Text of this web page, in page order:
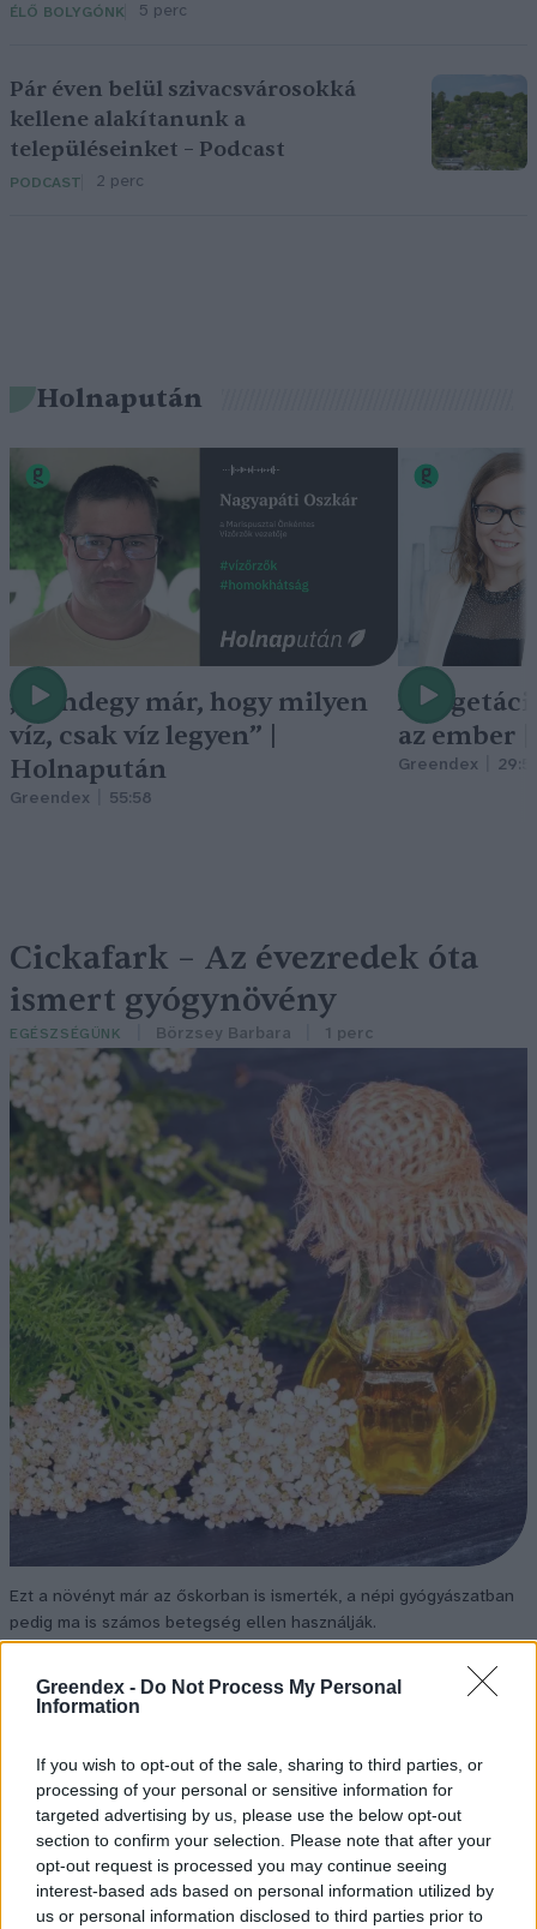
Greendex - Do Not Process My Personal
Information
If you wish to opt-out of the sale, sharing to third parties, or
processing of your personal or sensitive information for
targeted advertising by us, please use the below opt-out
section to confirm your selection. Please note that after your
opt-out request is processed you may continue seeing
interest-based ads based on personal information utilized by
us or personal information disclosed to third parties prior to
ÉLŐ BOLYGÓNK 5 perc
Pár éven belül szivacsvárosokká
kellene alakítanunk a
településeinket – Podcast
PODCAST 2 perc
Holnapután
„Mindegy már, hogy milyen
víz, csak víz legyen” |
Holnapután
Greendex 55:58
A
az ember
Greendex
Cickafark – Az évezredek óta
ismert gyógynövény
EGÉSZSÉGÜNK Börzsey Barbara 1 perc
Ezt a növényt már az őskorban is ismerték, a népi gyógyászatban
pedig ma is számos betegség ellen használják.
Fővárosi Állatkert
ÉLŐ BOLYGÓNK
Szedd magad őszibarack: itt vannak
a legjobb lelőhelyek!